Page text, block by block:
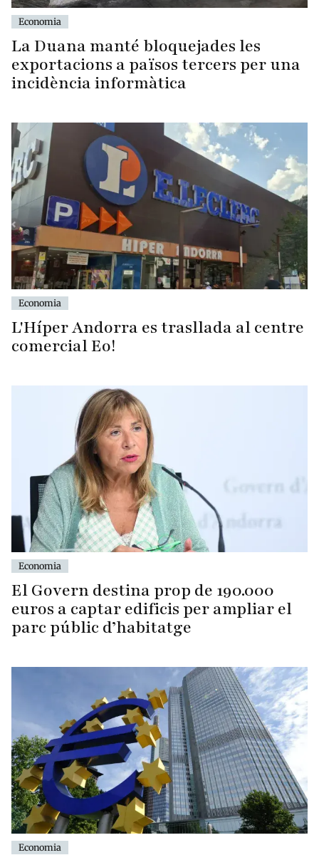
Economia
La Duana manté bloquejades les
exportacions a països tercers per una
incidència informàtica
Economia
L'Híper Andorra es trasllada al centre
comercial Eo!
Economia
El Govern destina prop de 190.000
euros a captar edificis per ampliar el
parc públic d’habitatge
Economia